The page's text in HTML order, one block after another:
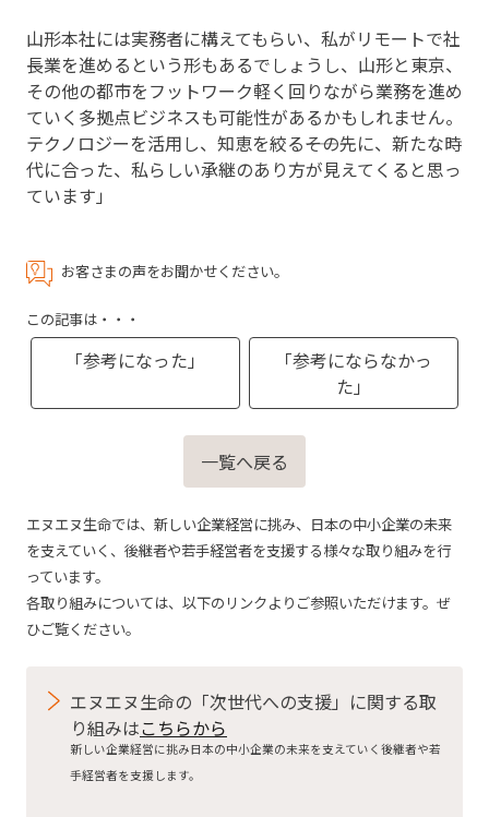
山形本社には実務者に構えてもらい、私がリモートで社
長業を進めるという形もあるでしょうし、山形と東京、
その他の都市をフットワーク軽く回りながら業務を進め
ていく多拠点ビジネスも可能性があるかもしれません。
テクノロジーを活用し、知恵を絞る――その先に、新たな時
代に合った、私らしい承継のあり方が見えてくると思っ
ています」
お客さまの声をお聞かせください。
この記事は・・・
「参考になった」
「参考にならなかっ
た」
一覧へ戻る
エヌエヌ生命では、新しい企業経営に挑み、日本の中小企業の未来
を支えていく、後継者や若手経営者を支援する様々な取り組みを行
っています。
各取り組みについては、以下のリンクよりご参照いただけます。ぜ
ひご覧ください。
エヌエヌ生命の「次世代への支援」に関する取
り組みはこちらから
新しい企業経営に挑み日本の中小企業の未来を支えていく後継者や若
手経営者を支援します。